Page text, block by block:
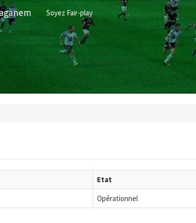
Soyez Fair-play
Etat
Opérationnel